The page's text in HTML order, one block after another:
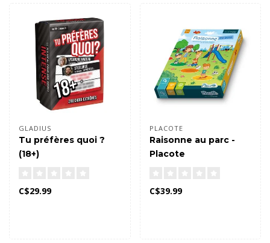
GLADIUS
Tu préfères quoi ?
(18+)
C$29.99
PLACOTE
Raisonne au parc -
Placote
C$39.99